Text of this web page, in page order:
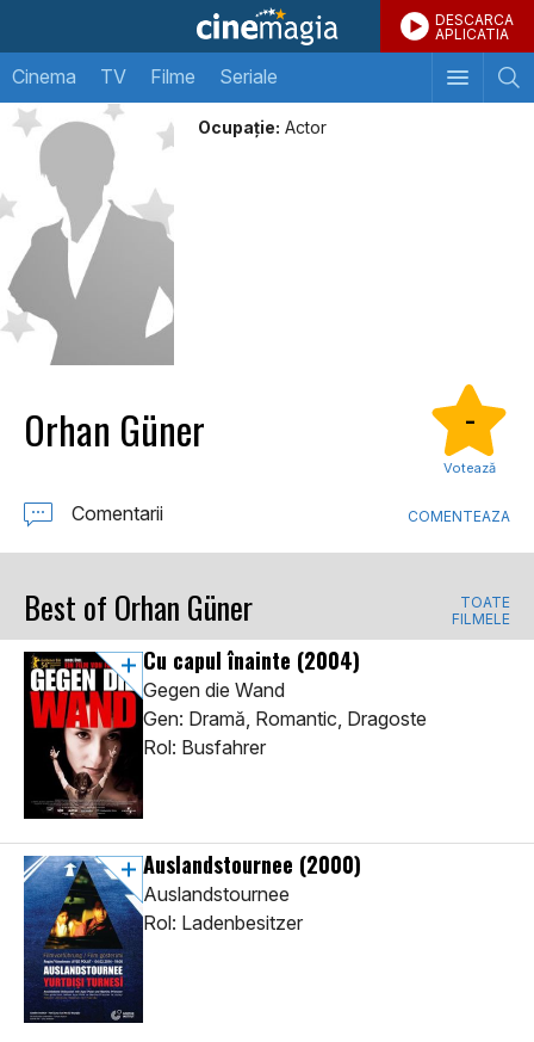
DESCARCA
APLICATIA
Cinema TV Filme Seriale
Ocupație: Actor
Orhan Güner -
Votează
Comentarii COMENTEAZA
Best of Orhan Güner
TOATE
FILMELE
Cu capul înainte (2004)
Gegen die Wand
Gen: Dramă, Romantic, Dragoste
Rol: Busfahrer
Auslandstournee (2000)
Auslandstournee
Rol: Ladenbesitzer